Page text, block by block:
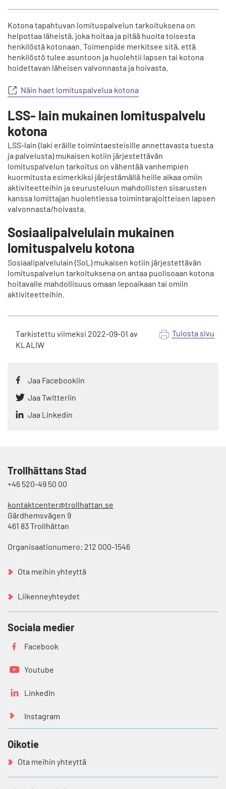
s
a
a
r
t
n
Kotona tapahtuvan lomituspalvelun tarkoituksena on
helpottaa läheistä, joka hoitaa ja pitää huolta toisesta
henkilöstä kotonaan. Toimenpide merkitsee sitä, että
henkilöstö tulee asuntoon ja huolehtii lapsen tai kotona
hoidettavan läheisen valvonnasta ja hoivasta.
Näin haet lomituspalvelua kotona
LSS- lain mukainen lomituspalvelu
kotona
LSS-lain (laki eräille toimintaesteisille annettavasta tuesta
ja palvelusta) mukaisen kotiin järjestettävän
lomituspalvelun tarkoitus on vähentää vanhempien
kuormitusta esimerkiksi järjestämällä heille aikaa omiin
aktiviteetteihin ja seurusteluun mahdollisten sisarusten
kanssa lomittajan huolehtiessa toimintarajoitteisen lapsen
valvonnasta/hoivasta.
Sosiaalipalvelulain mukainen
lomituspalvelu kotona
Sosiaalipalvelulain (SoL) mukaisen kotiin järjestettävän
lomituspalvelun tarkoituksena on antaa puolisoaan kotona
hoitavalle mahdollisuus omaan lepoaikaan tai omiin
aktiviteetteihin.
Tarkistettu viimeksi 2022-09-01 av
KLALIW
Tulosta sivu
Jaa Facebookiin
Jaa Twitteriin
Jaa Linkedin
Trollhättans Stad
+46 520-49 50 00
kontaktcenter@trollhattan.se
Gärdhemsvägen 9
461 83 Trollhättan
Organisaationumero: 212 000-1546
Ota meihin yhteyttä
Liikenneyhteydet
Sociala medier
Facebook
Youtube
LinkedIn
Instagram
Oikotie
Ota meihin yhteyttä